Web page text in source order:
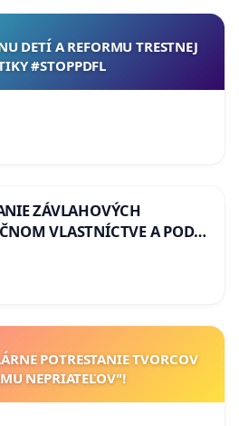
DETÍ A REFORMU TRESTNEJ
#STOPPDFL
ZÁVLAHOVÝCH
VLASTNÍCTVE A POD
REPUBLIKY & žiadosť
stavu závlahových a
na Slovensku
POTRESTANIE TVORCOV
NEPRIATEĽOV"!